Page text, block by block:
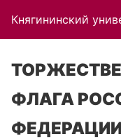
Княгининский
ФЛАГА